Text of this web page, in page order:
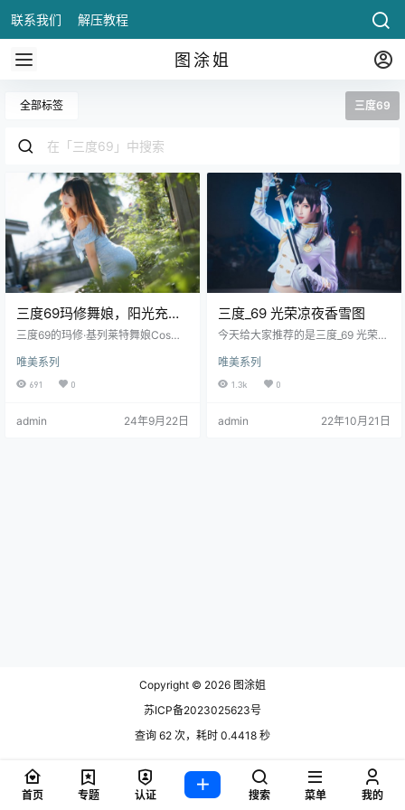
联系我们 解压教程
图涂姐
全部标签 三度69
三度69玛修舞娘，阳光充满
生活气息~~
三度69的玛修·基列莱特舞娘Cos，
游戏角色与现实融合，给人一种既
熟悉又耳.
唯美系列
691 0
admin 24年9月22日
三度_69 光荣凉夜香雪图
今天给大家推荐的是三度_69 光荣
度69早有耳闻，其实小编不懂的是
他为什么取了这样一个昵称，难道
姐私底下还是比较低.
唯美系列
1.3k 0
admin 22年10月21日
Copyright © 2026 图涂姐
苏ICP备2023025623号
查询 62 次，耗时 0.4418 秒
首页 专题 认证 搜索 菜单 我的